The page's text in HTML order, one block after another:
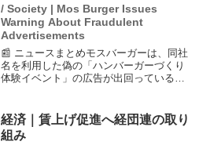
/ Society | Mos Burger Issues
Warning About Fraudulent
Advertisements
📰 ニュースまとめモスバーガーは、同社
名を利用した偽の「ハンバーガーづくり
体験イベント」の広告が出回っていると
ていない」と明言し、広告をクリックし
ないよう警告した。最...
経済｜賃上げ促進へ経団連の取り
組み